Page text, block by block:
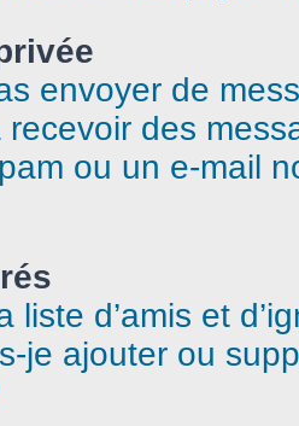
envoyer de
des
ou un e-mail
liste d’amis et
je ajouter ou